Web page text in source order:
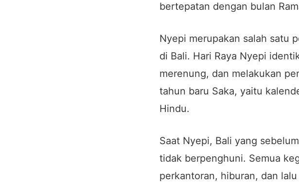
bertepatan dengan bulan
Nyepi merupakan salah satu
di Bali. Hari Raya Nyepi
merenung, dan melakukan
tahun baru Saka, yaitu
Hindu.
Saat Nyepi, Bali yang
tidak berpenghuni. Semua
perkantoran, hiburan, dan